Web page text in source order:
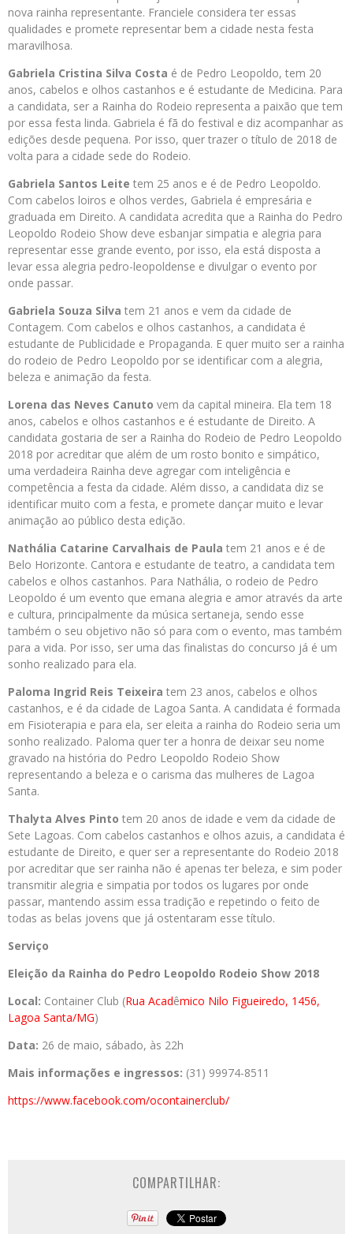
nova rainha representante. Franciele considera ter essas
qualidades e promete representar bem a cidade nesta festa
maravilhosa.
Gabriela Cristina Silva Costa é de Pedro Leopoldo, tem 20
anos, cabelos e olhos castanhos e é estudante de Medicina. Para
a candidata, ser a Rainha do Rodeio representa a paixão que tem
por essa festa linda. Gabriela é fã do festival e diz acompanhar as
edições desde pequena. Por isso, quer trazer o título de 2018 de
volta para a cidade sede do Rodeio.
Gabriela Santos Leite tem 25 anos e é de Pedro Leopoldo.
Com cabelos loiros e olhos verdes, Gabriela é empresária e
graduada em Direito. A candidata acredita que a Rainha do Pedro
Leopoldo Rodeio Show deve esbanjar simpatia e alegria para
representar esse grande evento, por isso, ela está disposta a
levar essa alegria pedro-leopoldense e divulgar o evento por
onde passar.
Gabriela Souza Silva tem 21 anos e vem da cidade de
Contagem. Com cabelos e olhos castanhos, a candidata é
estudante de Publicidade e Propaganda. E quer muito ser a rainha
do rodeio de Pedro Leopoldo por se identificar com a alegria,
beleza e animação da festa.
Lorena das Neves Canuto vem da capital mineira. Ela tem 18
anos, cabelos e olhos castanhos e é estudante de Direito. A
candidata gostaria de ser a Rainha do Rodeio de Pedro Leopoldo
2018 por acreditar que além de um rosto bonito e simpático,
uma verdadeira Rainha deve agregar com inteligência e
competência a festa da cidade. Além disso, a candidata diz se
identificar muito com a festa, e promete dançar muito e levar
animação ao público desta edição.
Nathália Catarine Carvalhais de Paula tem 21 anos e é de
Belo Horizonte. Cantora e estudante de teatro, a candidata tem
cabelos e olhos castanhos. Para Nathália, o rodeio de Pedro
Leopoldo é um evento que emana alegria e amor através da arte
e cultura, principalmente da música sertaneja, sendo esse
também o seu objetivo não só para com o evento, mas também
para a vida. Por isso, ser uma das finalistas do concurso já é um
sonho realizado para ela.
Paloma Ingrid Reis Teixeira tem 23 anos, cabelos e olhos
castanhos, e é da cidade de Lagoa Santa. A candidata é formada
em Fisioterapia e para ela, ser eleita a rainha do Rodeio seria um
sonho realizado. Paloma quer ter a honra de deixar seu nome
gravado na história do Pedro Leopoldo Rodeio Show
representando a beleza e o carisma das mulheres de Lagoa
Santa.
Thalyta Alves Pinto tem 20 anos de idade e vem da cidade de
Sete Lagoas. Com cabelos castanhos e olhos azuis, a candidata é
estudante de Direito, e quer ser a representante do Rodeio 2018
por acreditar que ser rainha não é apenas ter beleza, e sim poder
transmitir alegria e simpatia por todos os lugares por onde
passar, mantendo assim essa tradição e repetindo o feito de
todas as belas jovens que já ostentaram esse título.
Serviço
Eleição da Rainha do Pedro Leopoldo Rodeio Show 2018
Local: Container Club (Rua Acadêmico Nilo Figueiredo, 1456,
Lagoa Santa/MG)
Data: 26 de maio, sábado, às 22h
Mais informações e ingressos: (31) 99974-8511
https://www.facebook.com/ocontainerclub/
COMPARTILHAR: